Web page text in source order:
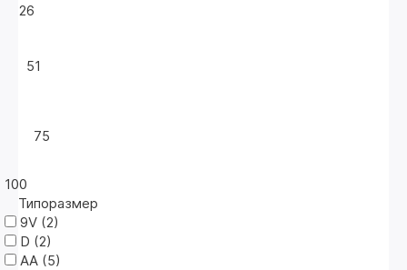
26
51
75
100
Типоразмер
9V (2)
D (2)
АА (5)